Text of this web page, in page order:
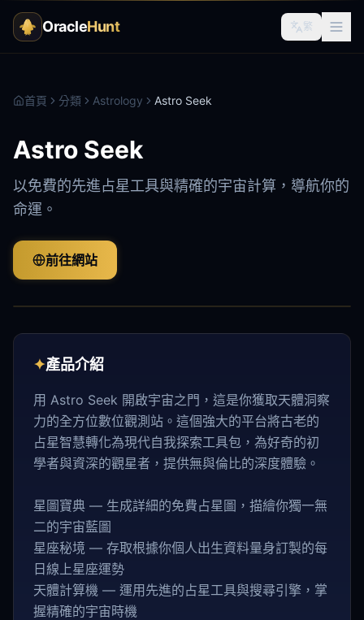
OracleHunt 繁
首頁 分類 Astrology Astro Seek
Astro Seek
以免費的先進占星工具與精確的宇宙計算，導航你的
命運。
前往網站
✦產品介紹
用 Astro Seek 開啟宇宙之門，這是你獲取天體洞察
力的全方位數位觀測站。這個強大的平台將古老的
占星智慧轉化為現代自我探索工具包，為好奇的初
學者與資深的觀星者，提供無與倫比的深度體驗。
星圖寶典 — 生成詳細的免費占星圖，描繪你獨一無
二的宇宙藍圖
星座秘境 — 存取根據你個人出生資料量身訂製的每
日線上星座運勢
天體計算機 — 運用先進的占星工具與搜尋引擎，掌
握精確的宇宙時機